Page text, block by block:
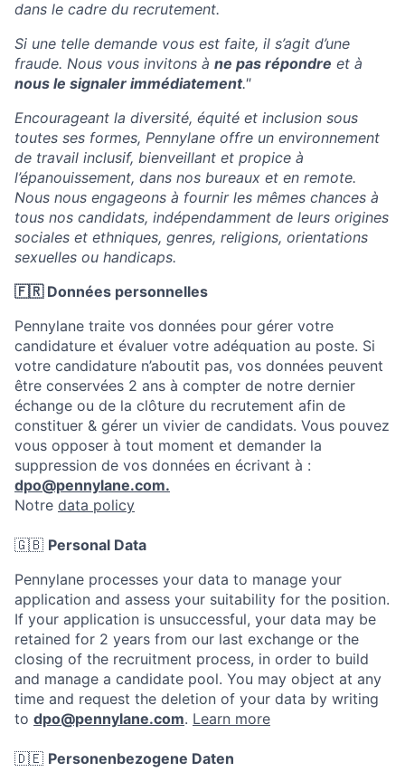
dans le cadre du recrutement.
Si une telle demande vous est faite, il s’agit d’une
fraude. Nous vous invitons à ne pas répondre et à
nous le signaler immédiatement."
Encourageant la diversité, équité et inclusion sous
toutes ses formes, Pennylane offre un environnement
de travail inclusif, bienveillant et propice à
l’épanouissement, dans nos bureaux et en remote.
Nous nous engageons à fournir les mêmes chances à
tous nos candidats, indépendamment de leurs origines
sociales et ethniques, genres, religions, orientations
sexuelles ou handicaps.
🇫🇷 Données personnelles
Pennylane traite vos données pour gérer votre
candidature et évaluer votre adéquation au poste. Si
votre candidature n’aboutit pas, vos données peuvent
être conservées 2 ans à compter de notre dernier
échange ou de la clôture du recrutement afin de
constituer & gérer un vivier de candidats. Vous pouvez
vous opposer à tout moment et demander la
suppression de vos données en écrivant à :
dpo@pennylane.com.
Notre data policy
🇬🇧 Personal Data
Pennylane processes your data to manage your
application and assess your suitability for the position.
If your application is unsuccessful, your data may be
retained for 2 years from our last exchange or the
closing of the recruitment process, in order to build
and manage a candidate pool. You may object at any
time and request the deletion of your data by writing
to dpo@pennylane.com. Learn more
🇩🇪 Personenbezogene Daten